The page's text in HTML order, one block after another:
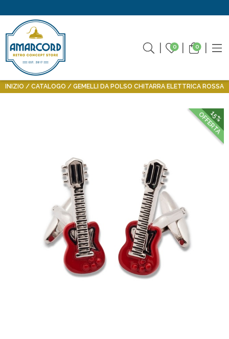
0 0
INIZIO CATALOGO GEMELLI DA POLSO CHITARRA ELETTRICA ROSSA
15%
OFFERTA